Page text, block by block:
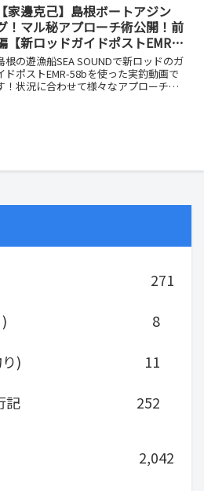
【家邊克己】島根ボートアジン
！マル秘アプローチ術公開！前
【新ロッドガイドポストEMR-
実釣】
根の遊漁船SEA SOUNDで新ロッドのガ
ドポストEMR-58bを使った実釣動画で
！状況に合わせて様々なアプローチ術
271
8
)
11
記
252
2,042